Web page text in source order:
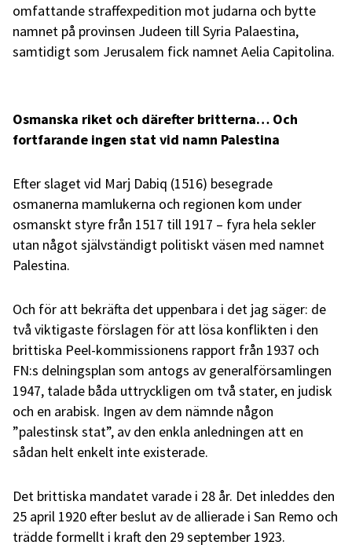
omfattande straffexpedition mot judarna och bytte
namnet på provinsen Judeen till Syria Palaestina,
samtidigt som Jerusalem fick namnet Aelia Capitolina.
Osmanska riket och därefter britterna… Och
fortfarande ingen stat vid namn Palestina
Efter slaget vid Marj Dabiq (1516) besegrade
osmanerna mamlukerna och regionen kom under
osmanskt styre från 1517 till 1917 – fyra hela sekler
utan något självständigt politiskt väsen med namnet
Palestina.
Och för att bekräfta det uppenbara i det jag säger: de
två viktigaste förslagen för att lösa konflikten i den
brittiska Peel-kommissionens rapport från 1937 och
FN:s delningsplan som antogs av generalförsamlingen
1947, talade båda uttryckligen om två stater, en judisk
och en arabisk. Ingen av dem nämnde någon
”palestinsk stat”, av den enkla anledningen att en
sådan helt enkelt inte existerade.
Det brittiska mandatet varade i 28 år. Det inleddes den
25 april 1920 efter beslut av de allierade i San Remo och
trädde formellt i kraft den 29 september 1923.